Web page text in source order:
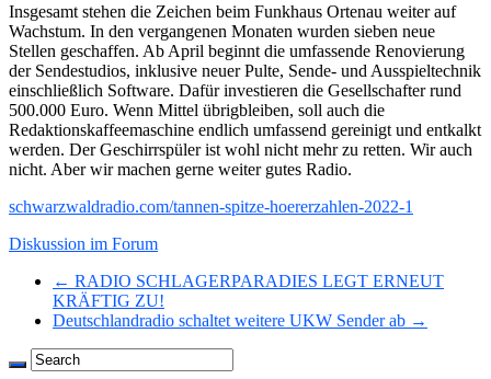
Insgesamt stehen die Zeichen beim Funkhaus Ortenau weiter auf
Wachstum. In den vergangenen Monaten wurden sieben neue
Stellen geschaffen. Ab April beginnt die umfassende Renovierung
der Sendestudios, inklusive neuer Pulte, Sende- und Ausspieltechnik
einschließlich Software. Dafür investieren die Gesellschafter rund
500.000 Euro. Wenn Mittel übrigbleiben, soll auch die
Redaktionskaffeemaschine endlich umfassend gereinigt und entkalkt
werden. Der Geschirrspüler ist wohl nicht mehr zu retten. Wir auch
nicht. Aber wir machen gerne weiter gutes Radio.
schwarzwaldradio.com/tannen-spitze-hoererzahlen-2022-1
Diskussion im Forum
← RADIO SCHLAGERPARADIES LEGT ERNEUT
KRÄFTIG ZU!
Deutschlandradio schaltet weitere UKW Sender ab →